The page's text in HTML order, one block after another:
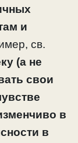
и
св.
(а не
свои
в
в